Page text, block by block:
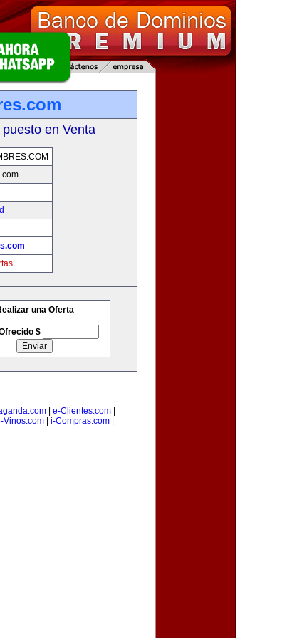
en Venta
una Oferta
$
| e-Clientes.com|
Vinos.com i-Compras.com